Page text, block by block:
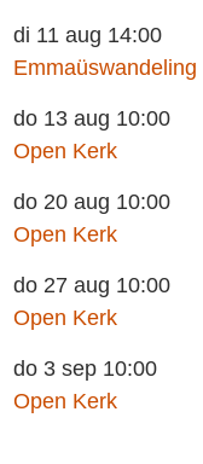
di 11 aug 14:00
Emmaüswandeling
do 13 aug 10:00
Open Kerk
do 20 aug 10:00
Open Kerk
do 27 aug 10:00
Open Kerk
do 3 sep 10:00
Open Kerk